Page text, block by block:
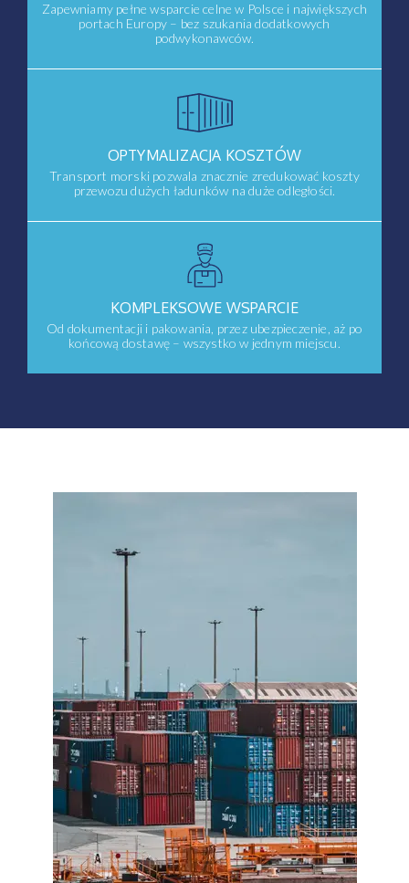
Zapewniamy pełne wsparcie celne w Polsce i największych
portach Europy – bez szukania dodatkowych
podwykonawców.
OPTYMALIZACJA KOSZTÓW
Transport morski pozwala znacznie zredukować koszty
przewozu dużych ładunków na duże odległości.
KOMPLEKSOWE WSPARCIE
Od dokumentacji i pakowania, przez ubezpieczenie, aż po
końcową dostawę – wszystko w jednym miejscu.